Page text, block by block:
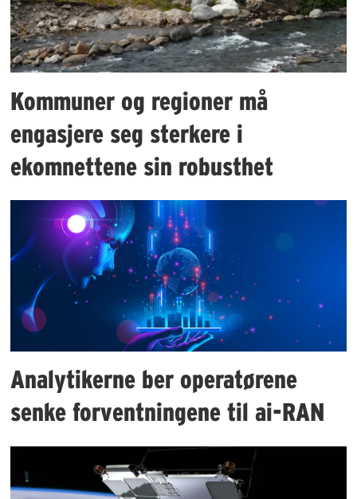
Kommuner og regioner må
engasjere seg sterkere i
ekomnettene sin robusthet
Analytikerne ber operatørene
senke forventningene til ai-RAN